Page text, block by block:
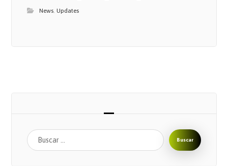
News,Updates
Buscar